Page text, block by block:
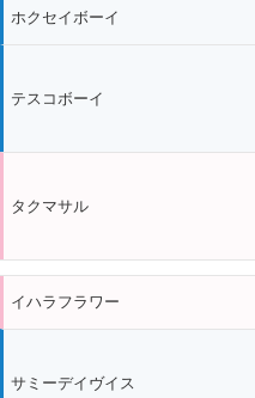
ホクセイボーイ
テスコボーイ
タクマサル
イハラフラワー
サミーデイヴイス